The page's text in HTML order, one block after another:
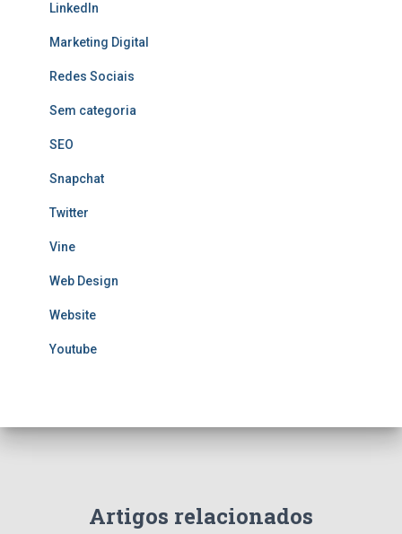
LinkedIn
Marketing Digital
Redes Sociais
Sem categoria
SEO
Snapchat
Twitter
Vine
Web Design
Website
Youtube
Artigos relacionados